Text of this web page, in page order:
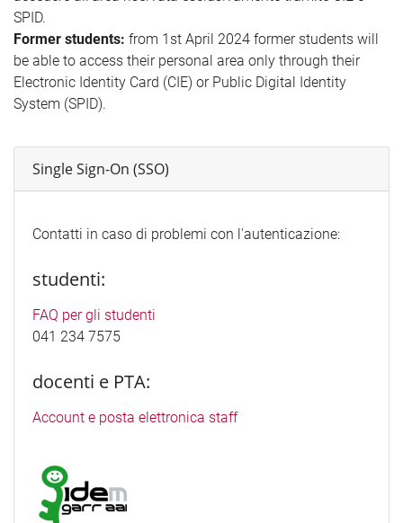
SPID.
Former students: from 1st April 2024 former students will
be able to access their personal area only through their
Electronic Identity Card (CIE) or Public Digital Identity
System (SPID).
Single Sign-On (SSO)
Contatti in caso di problemi con l'autenticazione:
studenti:
FAQ per gli studenti
041 234 7575
docenti e PTA:
Account e posta elettronica staff